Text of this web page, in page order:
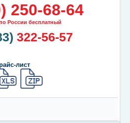
250-68-64
России бесплатный
322-56-57
лист